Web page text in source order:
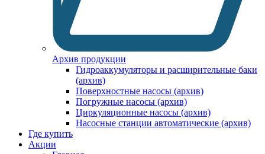
Архив продукции
Гидроаккумуляторы и расширительные баки
(архив)
Поверхностные насосы (архив)
Погружные насосы (архив)
Циркуляционные насосы (архив)
Насосные станции автоматические (архив)
Где купить
Акции